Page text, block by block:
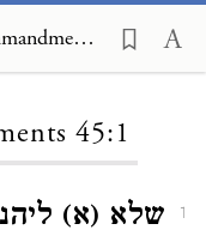
Brit Moshe, Negative Commandments 45:1
45:1
1
שלא (א)